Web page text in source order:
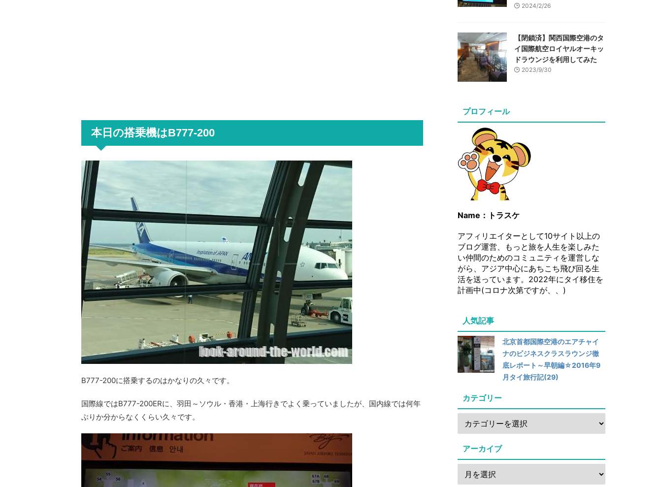
本日の搭乗機はB777-200
B777-200に搭乗するのはかなりの久々です。
国際線ではB777-200ERに、羽田～ソウル・香港・上海行きでよく乗っていましたが、国内線では何年
ぶりか分からなくくらい久々です。
2024/2/26
【閉鎖済】関西国際空港のタ
イ国際航空ロイヤルオーキッ
ドラウンジを利用してみた
2023/9/30
プロフィール
Name：トラスケ
アフィリエイターとして10サイト以上の
ブログ運営、もっと旅を人生を楽しみた
い仲間のためのコミュニティを運営しな
がら、アジア中心にあちこち飛び回る生
活を送っています。2022年にタイ移住を
計画中(コロナ次第ですが、、)
人気記事
北京首都国際空港のエアチャイ
ナのビジネスクラスラウンジ徹
底レポート～早朝編☆2016年9
月タイ旅行記(29)
カテゴリー
アーカイブ